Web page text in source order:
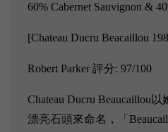
60% Cabernet Sauvignon &
[Chateau Ducru Beacaillou
Robert Parker 評分: 97/100
Chateau Ducru Beaucaillou
漂亮石頭來命名，「